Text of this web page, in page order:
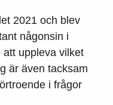
2021 och blev
någonsin i
uppleva vilket
är även tacksam
i frågor